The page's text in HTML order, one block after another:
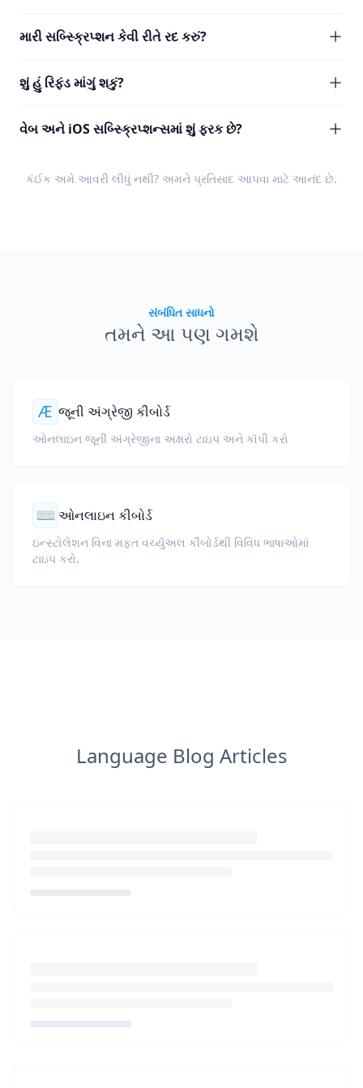
મારી સબ્સ્ક્રિપ્શન કેવી રીતે રદ કરું?
શું હું રિફંડ માંગું શકું?
વેબ અને iOS સબ્સ્ક્રિપ્શન્સમાં શું ફરક છે?
કંઈક અમે આવરી લીધું નથી? અમને પ્રતિસાદ આપવા માટે આનંદ છે.
સંબંધિત સાધનો
તમને આ પણ ગમશે
Æ જૂની અંગ્રેજી કીબોર્ડ
ઓનલાઇન જૂની અંગ્રેજીના અક્ષરો ટાઇપ અને કૉપી કરો
⌨ઓનલાઇન કીબોર્ડ
ઇન્સ્ટોલેશન વિના મફત વર્ચ્યુઅલ કીબોર્ડથી વિવિધ ભાષાઓમાં
ટાઇપ કરો.
Language Blog Articles